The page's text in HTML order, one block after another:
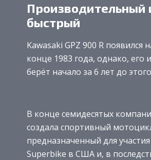
Производительный
быстрый
Kawasaki GPZ 900 R появился
конце 1983 года, однако, его
берёт начало за 6 лет до
В конце семидесятых
создала спортивный
предназначенный для
Superbike в США и, в